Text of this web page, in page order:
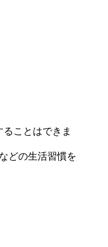
ことはできま
どの生活習慣を